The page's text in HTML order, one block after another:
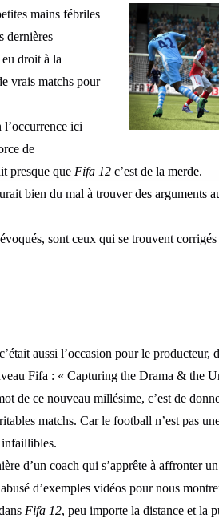
mains fébriles
dernières
droit à la
vrais matchs pour
l’occurrence ici
de
presque que Fifa 12 c’est de la merde.
bien du mal à trouver des arguments
sont ceux qui se trouvent corrigés
aussi l’occasion pour le producteur,
Fifa : « Capturing the Drama & the
de ce nouveau millésime, c’est de
matchs. Car le football n’est pas
infaillibles.
d’un coach qui s’apprête à affronter
d’exemples vidéos pour nous
Fifa 12, peu importe la distance et la